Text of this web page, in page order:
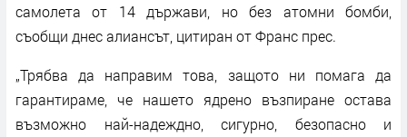
самолета от 14 държави, но без атомни бомби,
съобщи днес алиансът, цитиран от Франс прес.
„Трябва да направим това, защото ни помага да
гарантираме, че нашето ядрено възпиране остава
възможно най-надеждно, сигурно, безопасно и